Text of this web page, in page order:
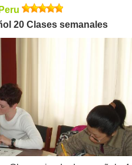
20 Clases semanales